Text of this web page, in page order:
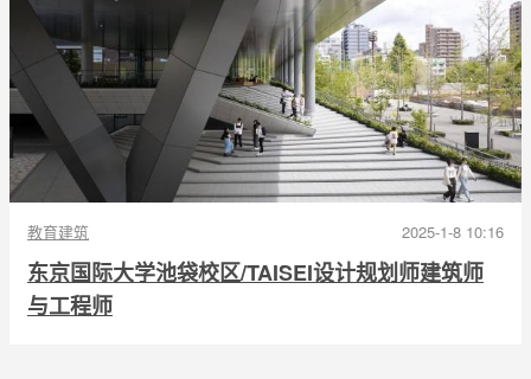
教育建筑 2025-1-8 10:16
东京国际大学池袋校区/TAISEI设计规划师建筑师
与工程师